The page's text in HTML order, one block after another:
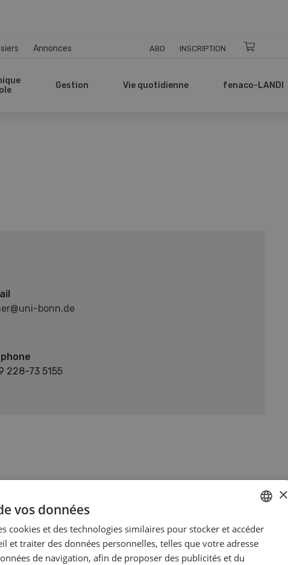
Annonces ABO INSCRIPTION
Gestion Vie quotidienne fenaco-LANDI
bonn.de
228-73 5155
GERMAN
FRENCH
×
vos données
cookies et des technologies similaires pour stocker et accéder
et traiter des données personnelles, telles que votre adresse
de navigation, afin de proposer des publicités et du